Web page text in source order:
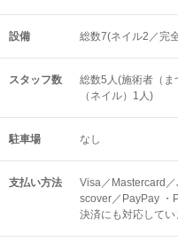
設備 総数7(ネイル2／完
スタッフ数
総数5人(施術者（
（ネイル）1人)
駐車場 なし
支払い方法
Visa／Mastercard
scover／PayPay ・
決済にも対応してい